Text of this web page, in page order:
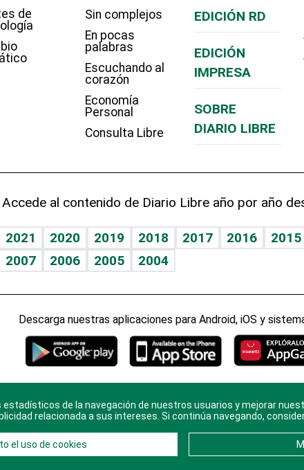
de
Sin complejos
En pocas
palabras
Escuchando al
corazón
Economía
Personal
Consulta Libre
EDICIÓN RD
EDICIÓN
IMPRESA
SOBRE
DIARIO LIBRE
Accede al contenido de Diario Libre año por año
2021 2020 2019 2018 2017 2016 2015
2007 2006 2005 2004
Descarga nuestras aplicaciones para Android, iOS y
Diario Libre, todos los derechos reservados. Consulta el
enContactocon nosotros y conoce más sobreDiario
de la navegación de nuestros usuarios y mejorar
relacionada a sus intereses. Si continúa navegando,
el uso de cookies